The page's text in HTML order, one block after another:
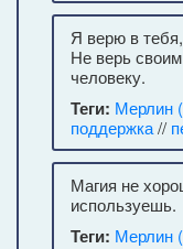
Я верю в
Не верь
человеку.
Теги: Мерлин
поддержка//
Магия не
используешь.
Теги: Мерлин